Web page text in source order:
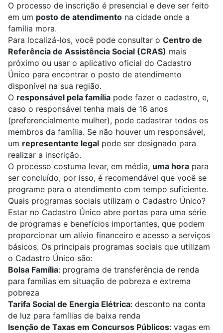
O processo de inscrição é presencial e deve ser feito
em um posto de atendimento na cidade onde a
família mora.
Para localizá-los, você pode consultar o Centro de
Referência de Assistência Social (CRAS) mais
próximo ou usar o aplicativo oficial do Cadastro
Único para encontrar o posto de atendimento
disponível na sua região.
O responsável pela família pode fazer o cadastro, e,
caso o responsável tenha mais de 16 anos
(preferencialmente mulher), pode cadastrar todos os
membros da família. Se não houver um responsável,
um representante legal pode ser designado para
realizar a inscrição.
O processo costuma levar, em média, uma hora para
ser concluído, por isso, é recomendável que você se
programe para o atendimento com tempo suficiente.
Quais programas sociais utilizam o Cadastro Único?
Estar no Cadastro Único abre portas para uma série
de programas e benefícios importantes, que podem
proporcionar um alívio financeiro e acesso a serviços
básicos. Os principais programas sociais que utilizam
o Cadastro Único são:
Bolsa Família: programa de transferência de renda
para famílias em situação de pobreza e extrema
pobreza
Tarifa Social de Energia Elétrica: desconto na conta
de luz para famílias de baixa renda
Isenção de Taxas em Concursos Públicos: vagas em